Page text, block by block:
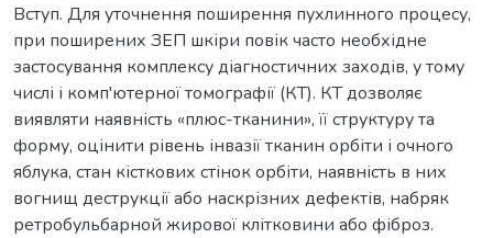
Вступ. Для уточнення поширення пухлинного процесу,
при поширених ЗЕП шкіри повік часто необхідне
застосування комплексу діагностичних заходів, у тому
числі і комп'ютерної томографії (КТ). КТ дозволяє
виявляти наявність «плюс-тканини», її структуру та
форму, оцінити рівень інвазії тканин орбіти і очного
яблука, стан кісткових стінок орбіти, наявність в них
вогнищ деструкції або наскрізних дефектів, набряк
ретробульбарной жирової клітковини або фіброз.